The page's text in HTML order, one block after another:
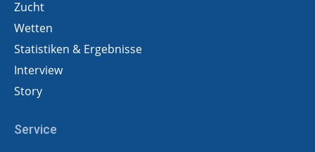
Zucht
Wetten
Statistiken & Ergebnisse
Interview
Story
Service